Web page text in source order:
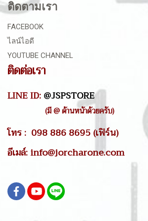
ติดตามเรา
FACEBOOK
ไลน์ไอดี
YOUTUBE CHANNEL
ติดต่อเรา
LINE ID:@JSPSTORE
(มี @ ด้านหน้าด้วยครับ)
โทร : 098 886 8695 (เฟิร์น)
อีเมล์: info@jorcharone.com